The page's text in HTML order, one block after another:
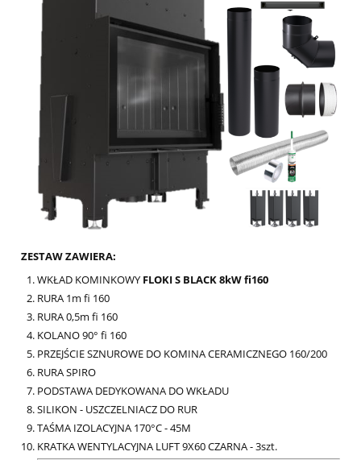
ZESTAW ZAWIERA:
WKŁAD KOMINKOWY FLOKI S BLACK 8kW fi160
RURA 1m fi 160
RURA 0,5m fi 160
KOLANO 90° fi 160
PRZEJŚCIE SZNUROWE DO KOMINA CERAMICZNEGO 160/200
RURA SPIRO
PODSTAWA DEDYKOWANA DO WKŁADU
SILIKON - USZCZELNIACZ DO RUR
TAŚMA IZOLACYJNA 170°C - 45M
KRATKA WENTYLACYJNA LUFT 9X60 CZARNA - 3szt.